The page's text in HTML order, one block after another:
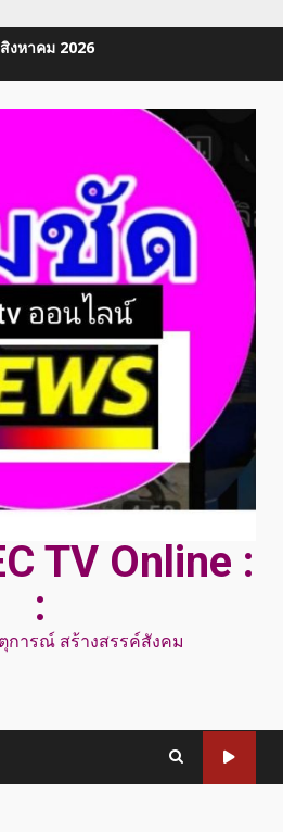
งหาคม 2026
TV Online :
:
การณ์ สร้างสรรค์สังคม